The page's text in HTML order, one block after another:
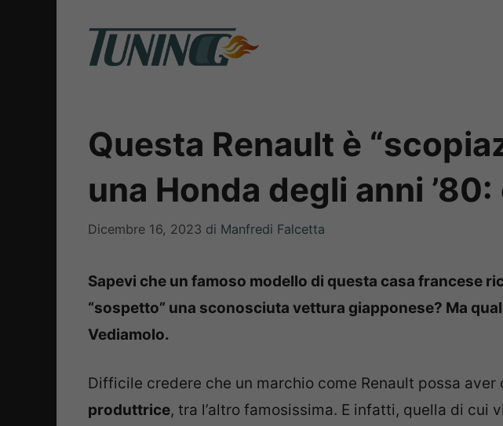
Questa Renault è
una Honda degli anni
Dicembre 16, 2023 di Manfredi Falcetta
Sapevi che un famoso modello di questa casa francese
“sospetto” una sconosciuta vettura giapponese? Ma
Vediamolo.
Difficile credere che un marchio come Renault possa aver
produttrice, tra l’altro famosissima. E infatti, quella di cui